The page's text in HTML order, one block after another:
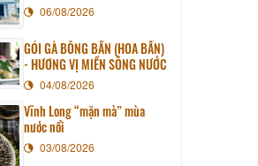
cơ sở vật chất kỹ thuật và
dịch vụ của cơ sở lưu trú du
lịch
06/08/2026
GỎI GÀ BÔNG BẦN (HOA BẦN)
- HƯƠNG VỊ MIỀN SÔNG NƯỚC
04/08/2026
Vĩnh Long “mặn mà” mùa
nước nổi
03/08/2026